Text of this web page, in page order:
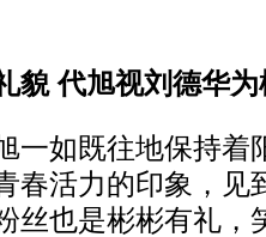
代旭视刘德华为
如既往地保持着
春活力的印象，见
丝也是彬彬有礼，